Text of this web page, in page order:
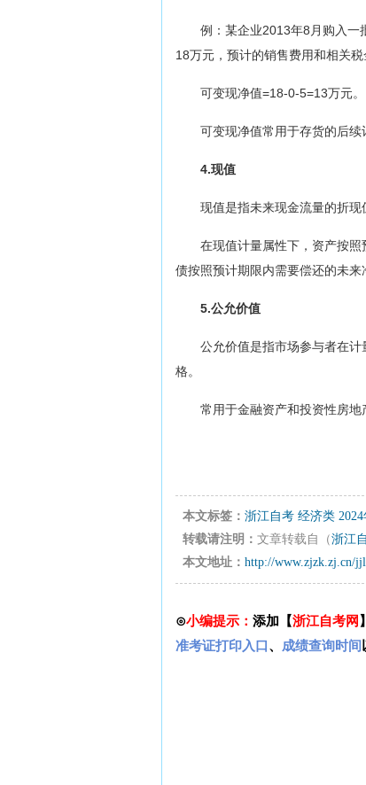
例：某企业2013年8月购入一
18万元，预计的销售费用和相关
可变现净值=18-0-5=13万元。
可变现净值常用于存货的后续
4.现值
现值是指未来现金流量的折现
在现值计量属性下，资产按
债按照预计期限内需要偿还的未
5.公允价值
公允价值是指市场参与者在
格。
常用于金融资产和投资性房地
本文标签： 浙江自考 经济类
转载请注明： 文章转载自（浙江
本文地址： http://www.zjzk.zj.cn/
⊙小编提示： 添加【浙江自考网
准考证打印入口 、 成绩查询时间